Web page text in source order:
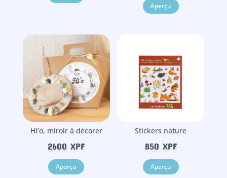
Aperçu
Hi’o, miroir à décorer
2600XPF
Aperçu
Stickers nature
850 XPF
Aperçu